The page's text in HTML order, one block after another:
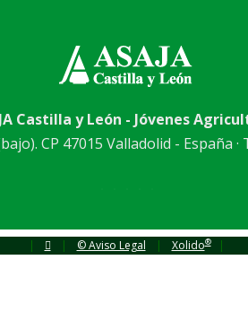
Castilla y León - Jóvenes
CP 47015 Valladolid - España ·
| | © Aviso Legal | Xolido® |